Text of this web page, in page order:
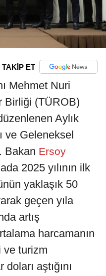
TAKİP ET
Mehmet Nuri
Birliği (TÜROB)
Aylık
ve Geleneksel
Bakan Ersoy
2025 yılının ilk
yaklaşık 50
geçen yıla
artış
harcamanın
ve turizm
aştığını